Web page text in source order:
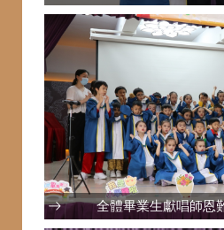
全體畢業生獻唱師恩